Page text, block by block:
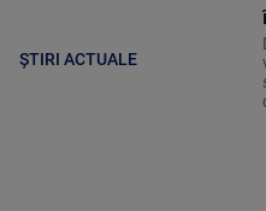
ȘTIRI ACTUALE